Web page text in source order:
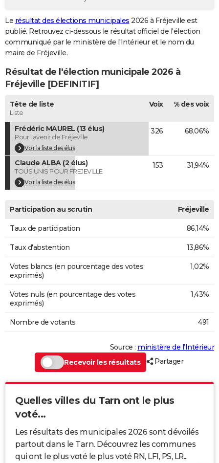
GUIDES D'ACHAT
BONS PLANS
CARTE DE VOEUX
Carte de Noël
Carte Bonne année
Carte Saint-Valentin
Carte Pâques
Carte d'anniversaire
DICTIONNAIRE
Dictionnaire
Biographies
Citations
Expressions
Proverbes
PROGRAMME TV
COPAINS D'AVANT
S'inscrire
Se connecter
Lycées
Collèges
Primaires
Universités
Entreprises
Service militaire
Avis de recherche
AVIS DE DÉCÈS
FORUM
Bricolage
Lifestyle
Culture
Sport
Auto
Television
Voyage
Cinema
Le résultat des élections municipales 2026 à Fréjeville est
publié. Retrouvez ci-dessous le résultat officiel de l'élection
communiqué par le ministère de l'Intérieur et le nom du
maire de Fréjeville.
Résultat de l'élection municipale 2026 à
Fréjeville [DEFINITIF]
Tête de liste
Liste
Voix % des voix
Frédéric MAUREL (13 élus)
Pour l'avenir de Fréjeville
Voir la liste des élus
326 68,06%
Claude ALBA (2 élus)
TOUS UNIS POUR FREJEVILLE
Voir la liste des élus
153 31,94%
Participation au scrutin Fréjeville
Taux de participation 86,14%
Taux d'abstention 13,86%
Votes blancs (en pourcentage des votes
exprimés)
1,02%
Votes nuls (en pourcentage des votes
exprimés)
1,43%
Nombre de votants 491
Source : ministère de l’Intérieur
Recevoir les résultats
Partager
Quelles villes du Tarn ont le plus
voté...
Les résultats des municipales 2026 sont dévoilés
partout dans le Tarn. Découvrez les communes
qui ont le plus voté le plus voté RN, LFI, PS, LR...